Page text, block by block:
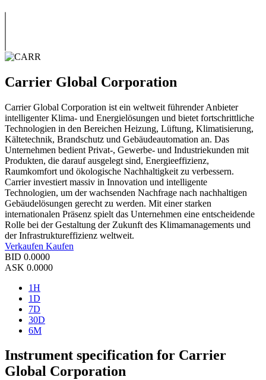
Carrier Global Corporation
Carrier Global Corporation ist ein weltweit führender Anbieter
intelligenter Klima- und Energielösungen und bietet fortschrittliche
Technologien in den Bereichen Heizung, Lüftung, Klimatisierung,
Kältetechnik, Brandschutz und Gebäudeautomation an. Das
Unternehmen bedient Privat-, Gewerbe- und Industriekunden mit
Produkten, die darauf ausgelegt sind, Energieeffizienz,
Raumkomfort und ökologische Nachhaltigkeit zu verbessern.
Carrier investiert massiv in Innovation und intelligente
Technologien, um der wachsenden Nachfrage nach nachhaltigen
Gebäudelösungen gerecht zu werden. Mit einer starken
internationalen Präsenz spielt das Unternehmen eine entscheidende
Rolle bei der Gestaltung der Zukunft des Klimamanagements und
der Infrastruktureffizienz weltweit.
Verkaufen Kaufen
BID 0.0000
ASK 0.0000
1H
1D
7D
30D
6M
Instrument specification for Carrier
Global Corporation